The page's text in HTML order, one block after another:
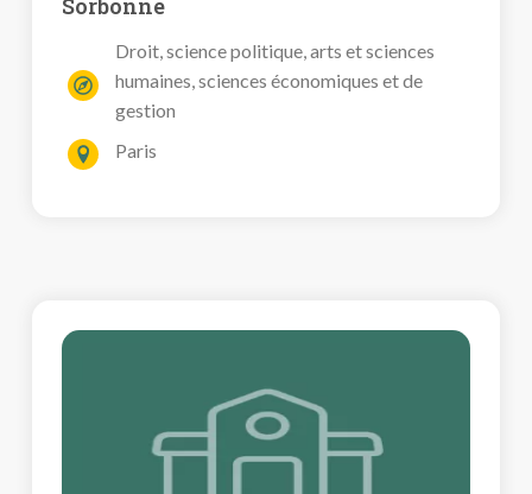
Sorbonne
Droit, science politique, arts et sciences
humaines, sciences économiques et de
gestion
Paris